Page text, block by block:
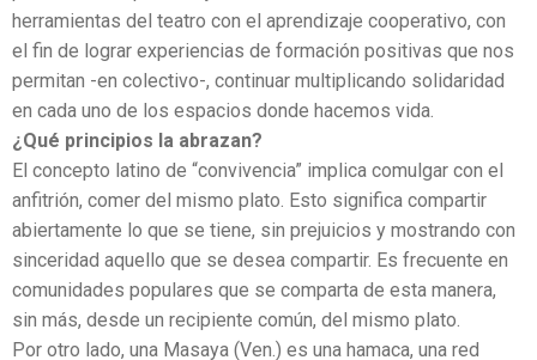
herramientas del teatro con el aprendizaje cooperativo, con
el fin de lograr experiencias de formación positivas que nos
permitan -en colectivo-, continuar multiplicando solidaridad
en cada uno de los espacios donde hacemos vida.
¿Qué principios la abrazan?
El concepto latino de “convivencia” implica comulgar con el
anfitrión, comer del mismo plato. Esto significa compartir
abiertamente lo que se tiene, sin prejuicios y mostrando con
sinceridad aquello que se desea compartir. Es frecuente en
comunidades populares que se comparta de esta manera,
sin más, desde un recipiente común, del mismo plato.
Por otro lado, una Masaya (Ven.) es una hamaca, una red